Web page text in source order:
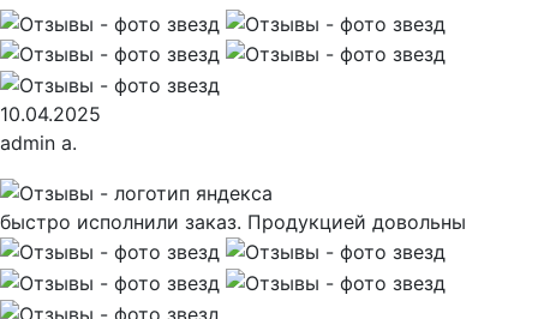
10.04.2025
admin a.
быстро исполнили заказ. Продукцией довольны